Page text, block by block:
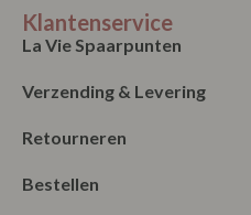
Klantenservice
La Vie Spaarpunten
Verzending & Levering
Retourneren
Bestellen